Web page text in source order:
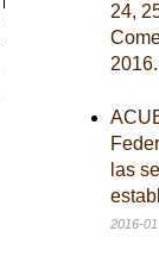
24,
las
2016-